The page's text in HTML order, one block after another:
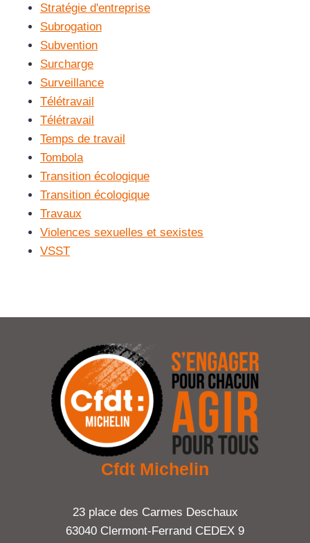
Stratégie d'entreprise
Subrogation
Subvention
Surcharge
Surveillance
Télétravail
Télétravail
Temps de travail
Tombola
Transition écologique
Transition écologique
Travaux
Violences sexuelles et sexistes
VSST
Cfdt Michelin
23 place des Carmes Deschaux
63040 Clermont-Ferrand CEDEX 9